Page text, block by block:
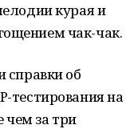
курая и
чак-чак.
справки об
тестирования на
чем за три